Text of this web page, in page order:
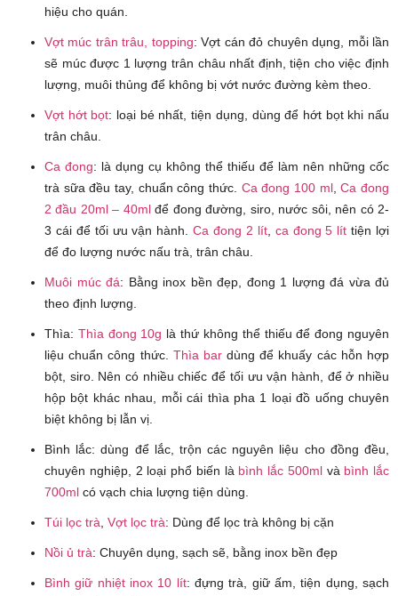
hiệu cho quán.
Vợt múc trân trâu, topping: Vợt cán đỏ chuyên dụng, mỗi lần
sẽ múc được 1 lượng trân châu nhất định, tiện cho việc định
lượng, muôi thủng để không bị vớt nước đường kèm theo.
Vợt hớt bọt: loại bé nhất, tiện dụng, dùng để hớt bọt khi nấu
trân châu.
Ca đong: là dụng cụ không thể thiếu để làm nên những cốc
trà sữa đều tay, chuẩn công thức. Ca đong 100 ml,Ca đong
2 đầu 20ml – 40mlđể đong đường, siro, nước sôi, nên có 2-
3 cái để tối ưu vận hành.Ca đong 2 lít, ca đong 5 lít tiện lợi
để đo lượng nước nấu trà, trân châu.
Muôi múc đá: Bằng inox bền đẹp, đong 1 lượng đá vừa đủ
theo định lượng.
Thìa: Thìa đong 10g là thứ không thể thiếu để đong nguyên
liệu chuẩn công thức. Thìa bardùng để khuấy các hỗn hợp
bột, siro. Nên có nhiều chiếc để tối ưu vận hành, để ở nhiều
hộp bột khác nhau, mỗi cái thìa pha 1 loại đồ uống chuyên
biệt không bị lẫn vị.
Bình lắc: dùng để lắc, trộn các nguyên liệu cho đồng đều,
chuyên nghiệp, 2 loại phổ biến là bình lắc 500mlvà bình lắc
700ml có vạch chia lượng tiện dùng.
Túi lọc trà, Vợt lọc trà: Dùng để lọc trà không bị cặn
Nồi ủ trà: Chuyên dụng, sạch sẽ, bằng inox bền đẹp
Bình giữ nhiệt inox 10 lít: đựng trà, giữ ấm, tiện dụng, sạch